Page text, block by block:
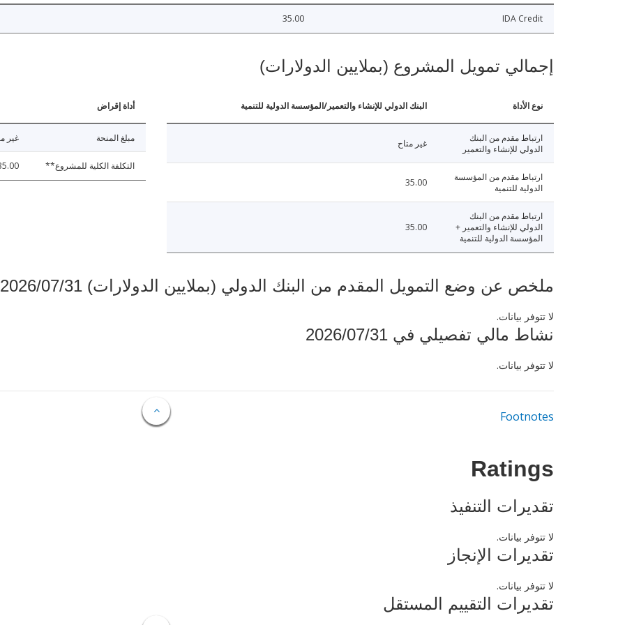
IDA Credit
35.00
إجمالي تمويل المشروع (بملايين الدولارات)
نوع الأداة البنك الدولي للإنشاء والتعمير/المؤسسة الدولية للتنمية
ارتباط مقدم من البنك
الدولي للإنشاء والتعمير
غير متاح
ارتباط مقدم من المؤسسة
الدولية للتنمية
35.00
ارتباط مقدم من البنك
الدولي للإنشاء والتعمير +
المؤسسة الدولية للتنمية
35.00
أداة إقراض
مبلغ المنحة غير
التكلفة الكلية للمشروع**
ملخص عن وضع التمويل المقدم من البنك الدولي (بملايين الدولارات) 2026/07/31
لا تتوفر بيانات.
نشاط مالي تفصيلي في 2026/07/31
لا تتوفر بيانات.
Footnotes
Ratings
تقديرات التنفيذ
لا تتوفر بيانات.
تقديرات الإنجاز
لا تتوفر بيانات.
تقديرات التقييم المستقل